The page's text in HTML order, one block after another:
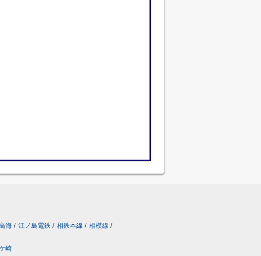
海 / 江ノ島電鉄 / 相鉄本線 / 相模線 /
崎